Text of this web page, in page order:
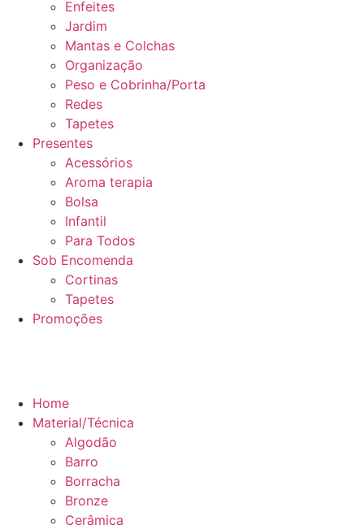
Enfeites
Jardim
Mantas e Colchas
Organização
Peso e Cobrinha/Porta
Redes
Tapetes
Presentes
Acessórios
Aroma terapia
Bolsa
Infantil
Para Todos
Sob Encomenda
Cortinas
Tapetes
Promoções
Home
Material/Técnica
Algodão
Barro
Borracha
Bronze
Cerâmica